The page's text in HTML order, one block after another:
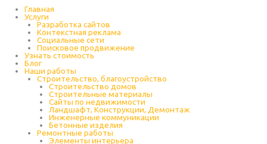
Главная
Услуги
Разработка сайтов
Контекстная реклама
Социальные сети
Поисковое продвижение
Узнать стоимость
Блог
Наши работы
Строительство, благоустройство
Строительство домов
Строительные материалы
Сайты по недвижимости
Ландшафт, Конструкции, Демонтаж
Инженерные коммуникации
Бетонные изделия
Ремонтные работы
Элементы интерьера